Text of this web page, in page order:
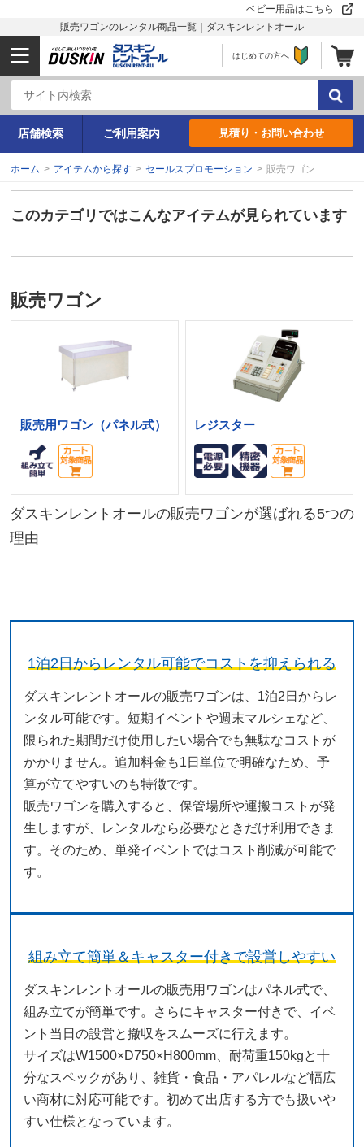
ベビー用品はこちら
販売ワゴンのレンタル商品一覧｜ダスキンレントオール
はじめての方へ
店舗検索 ご利用案内 見積り・お問い合わせ
ホーム > アイテムから探す > セールスプロモーション > 販売ワゴン
このカテゴリではこんなアイテムが見られています
販売ワゴン
販売用ワゴン（パネル式） レジスター
ダスキンレントオールの販売ワゴンが選ばれる5つの
理由
1泊2日からレンタル可能でコストを抑えられる
ダスキンレントオールの販売ワゴンは、1泊2日からレ
ンタル可能です。短期イベントや週末マルシェなど、
限られた期間だけ使用したい場合でも無駄なコストが
かかりません。追加料金も1日単位で明確なため、予
算が立てやすいのも特徴です。
販売ワゴンを購入すると、保管場所や運搬コストが発
生しますが、レンタルなら必要なときだけ利用できま
す。そのため、単発イベントではコスト削減が可能で
す。
組み立て簡単＆キャスター付きで設営しやすい
ダスキンレントオールの販売用ワゴンはパネル式で、
組み立てが簡単です。さらにキャスター付きで、イベ
ント当日の設営と撤収をスムーズに行えます。
サイズはW1500×D750×H800mm、耐荷重150kgと十
分なスペックがあり、雑貨・食品・アパレルなど幅広
い商材に対応可能です。初めて出店する方でも扱いや
すい仕様となっています。